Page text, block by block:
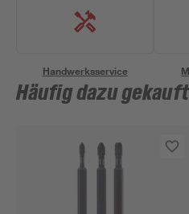
Handwerksservice
Häufig dazu gekauft